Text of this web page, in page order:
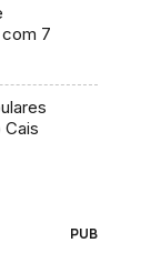
7
PUB